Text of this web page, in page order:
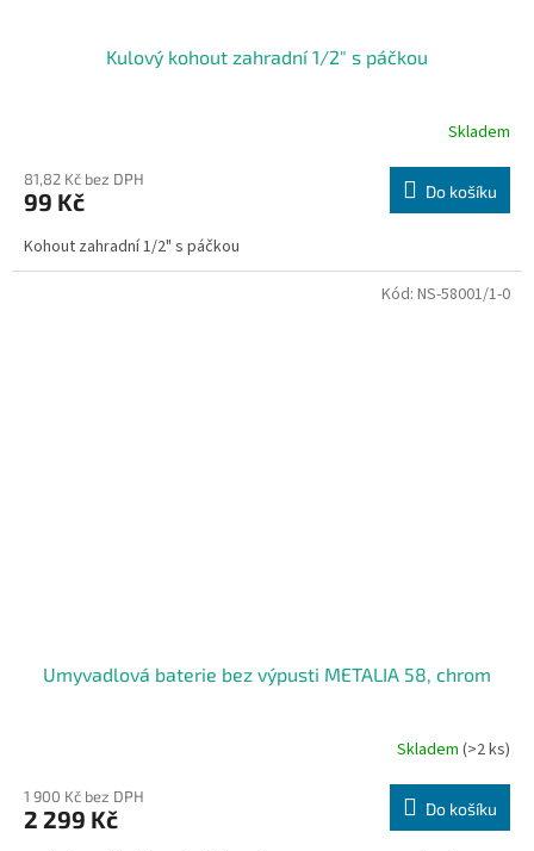
Kulový kohout zahradní 1/2" s páčkou
Skladem
81,82 Kč bez DPH
99 Kč Do košíku
Kohout zahradní 1/2" s páčkou
Umyvadlová baterie bez výpusti METALIA 58, chrom
Skladem (>2 ks)
1 900 Kč bez DPH
2 299 Kč Do košíku
Kód: NS-58001/1-0